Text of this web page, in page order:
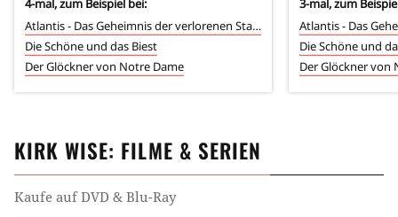
4-mal, zum Beispiel bei:
Atlantis - Das Geheimnis der verlorenen Stadt
Die Schöne und das Biest
Der Glöckner von Notre Dame
3-mal, zum
Die Schöne und
Der Glöckner von
KIRK WISE: FILME & SERIEN
Kaufe auf DVD & Blu-Ray